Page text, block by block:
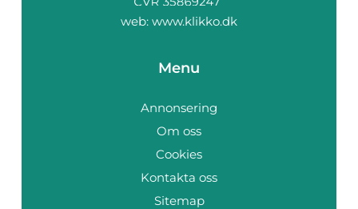
web: www.klikko.dk
Menu
Annonsering
Om oss
Cookies
Kontakta oss
Sitemap